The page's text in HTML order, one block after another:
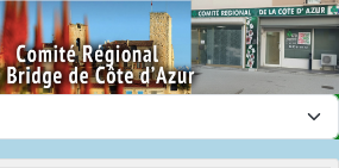
cookies